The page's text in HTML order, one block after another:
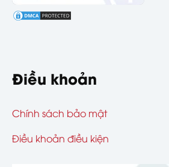
Điều khoản
Chính sách bảo mật
Điều khoản điều kiện